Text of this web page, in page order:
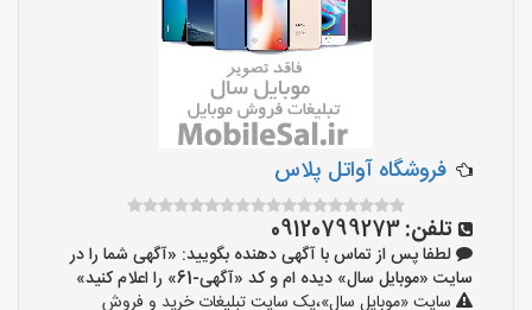
فروشگاه آواتل پلاس
تلفن:09120799273
لطفا پس از تماس با آگهی دهنده بگویید: «آگهی شما را در
سایت «موبایل سال» دیده ام و کد «آگهی-61» را اعلام کنید»
سایت «موبایل سال»،یک سایت تبلیغات خرید و فروش